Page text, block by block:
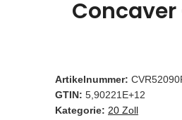
Concaver
Artikelnummer:
GTIN: 5,90221E+12
Kategorie: 20 Zoll